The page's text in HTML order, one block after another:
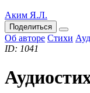
Аким Я.Л.
Поделиться
Об авторе Стихи
ID: 1041